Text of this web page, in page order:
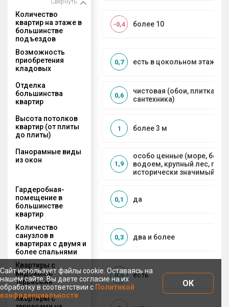
Количество
квартир на этаже в
большинстве
подъездов
более 10
-0,4
Возможность
приобретения
кладовых
есть в цокольном этаже
0,7
Отделка
большинства
квартир
чистовая (обои, плитка,
сантехника)
0,6
Высота потолков
квартир (от плиты
до плиты)
более 3 м
1
Панорамные виды
из окон
особо ценные (море,
водоем, крупный лес,
исторически значимый
1,9
Гардеробная-
помещение в
большинстве
квартир
да
0,1
Количество
санузлов в
квартирах с двумя и
более спальнями
два и более
0,3
Квартиры с
видовыми
террасами
есть
0,5
Квартиры с
Сайт использует файлы cookie. Оставаясь на
нашем сайте, Вы даете согласие на их
обработку в соответствии с Политикой
конфиденциальности
ОК